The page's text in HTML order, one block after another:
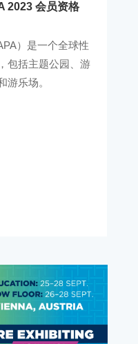
2023 会员资格
）是一个全球性
包括主题公园、游
游乐场。